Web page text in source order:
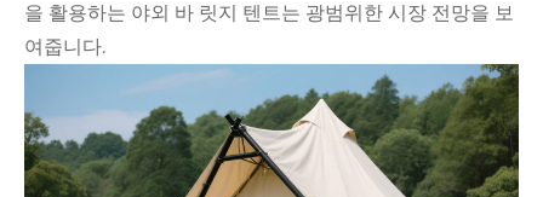
을 활용하는 야외 바 릿지 텐트는 광범위한 시장 전망을 보
여줍니다.